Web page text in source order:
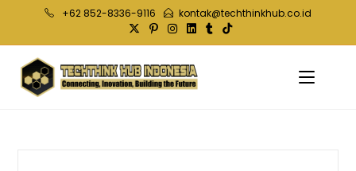
content
+62 852-8336-9116 kontak@techthinkhub.co.id